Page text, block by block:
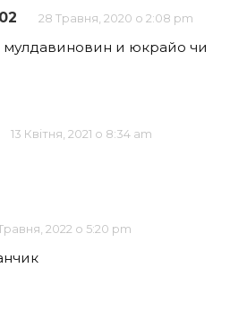
28 Травня, 2020 о 2:08 pm
и юкрайо чи
13 Квітня, 2021 о 8:34 am
2022 о 5:20 pm